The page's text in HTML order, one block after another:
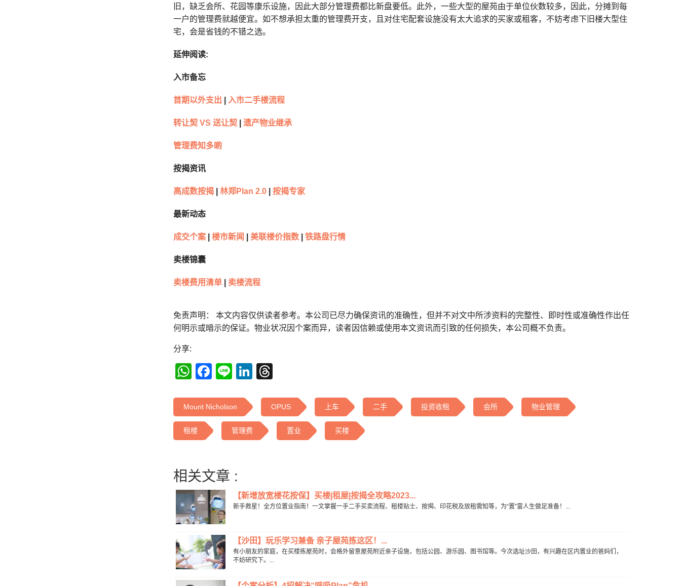
旧，缺乏会所、花园等康乐设施，因此大部分管理费都比新盘要低。此外，一些大型的屋苑由于单位伙数较多，因此，分摊到每
一户的管理费就越便宜。如不想承担太重的管理费开支，且对住宅配套设施没有太大追求的买家或租客，不妨考虑下旧楼大型住
宅，会是省钱的不错之选。
延伸阅读:
入市备忘
首期以外支出 入市二手楼流程
转让契 VS 送让契 遗产物业继承
管理费知多啲
按揭资讯
高成数按揭 林郑Plan 2.0 按揭专家
最新动态
成交个案 楼市新闻 美联楼价指数 铁路盘行情
卖楼锦囊
卖楼费用清单 卖楼流程
免责声明： 本文内容仅供读者参考。本公司已尽力确保资讯的准确性，但并不对文中所涉资料的完整性、即时性或准确性作出任
何明示或暗示的保证。物业状况因个案而异，读者因信赖或使用本文资讯而引致的任何损失，本公司概不负责。
分享:
WhatsApp
Facebook
LineLinkedIn
Mount Nicholson OPUS 上车 二手 投资收租 会所 物业管理
租楼 管理费 置业 买楼
相关文章 :
【新增放宽楼花按保】买楼|租屋|按揭全攻略2023...
新手救星！全方位置业指南！一文掌握一手二手买卖流程、租楼贴士、按揭、印花税及放租需知等，为“置”富人生做足准备！...
【沙田】玩乐学习兼备 亲子屋苑拣这区！...
有小朋友的家庭，在买楼拣屋苑时，会格外留意屋苑附近亲子设施，包括公园、游乐园、图书馆等。今次选址沙田，有兴趣在区内置业的爸妈们，
不妨研究下。...